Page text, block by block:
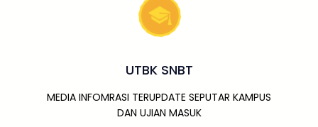
UTBK SNBT
MEDIA INFOMRASI TERUPDATE SEPUTAR KAMPUS
DAN UJIAN MASUK